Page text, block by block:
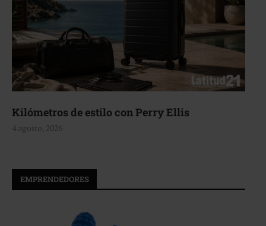
Kilómetros de estilo con Perry Ellis
4 agosto, 2026
EMPRENDEDORES